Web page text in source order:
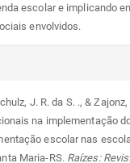
escolar e implicando
envolvidos.
J. R. da S. ., &
na implementação
escolar nas
Maria-RS. Raízes: